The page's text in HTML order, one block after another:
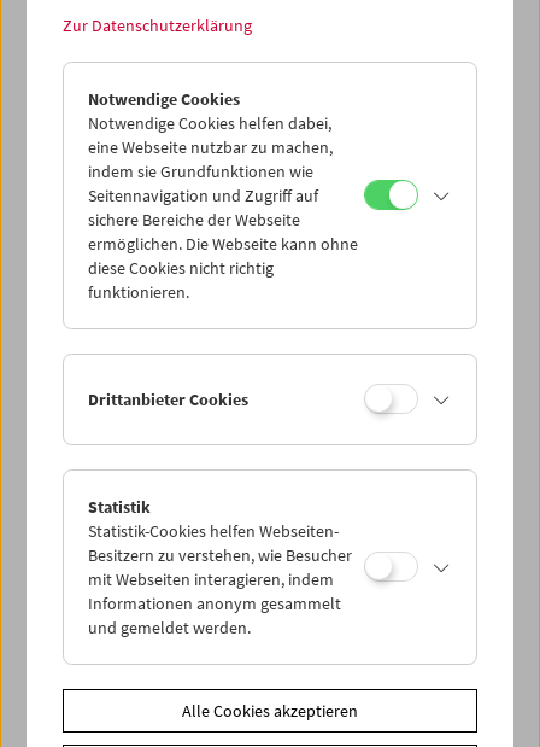
< Vorherige Woche
Mo 8.8.
Di 9.8.
Mi 10.8.
Do 11.8.
So 14.8.
PROGRAMM ÜBERBLICK
Zur Datenschutzerklärung
Notwendige Cookies
Notwendige Cookies helfen dabei,
eine Webseite nutzbar zu machen,
indem sie Grundfunktionen wie
Seitennavigation und Zugriff auf
sichere Bereiche der Webseite
ermöglichen. Die Webseite kann ohne
diese Cookies nicht richtig
funktionieren.
Drittanbieter Cookies
Statistik
Statistik-Cookies helfen Webseiten-
Besitzern zu verstehen, wie Besucher
mit Webseiten interagieren, indem
Informationen anonym gesammelt
und gemeldet werden.
Alle Cookies akzeptieren